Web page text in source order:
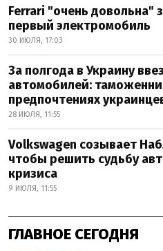
Ferrari "очень довольна"
первый электромобиль
30 ИЮЛЯ, 17:03
За полгода в Украину
автомобилей:
предпочтениях
28 ИЮЛЯ, 11:55
Volkswagen созывает
чтобы решить судьбу
кризиса
9 ИЮЛЯ, 11:55
ГЛАВНОЕ СЕГОДНЯ